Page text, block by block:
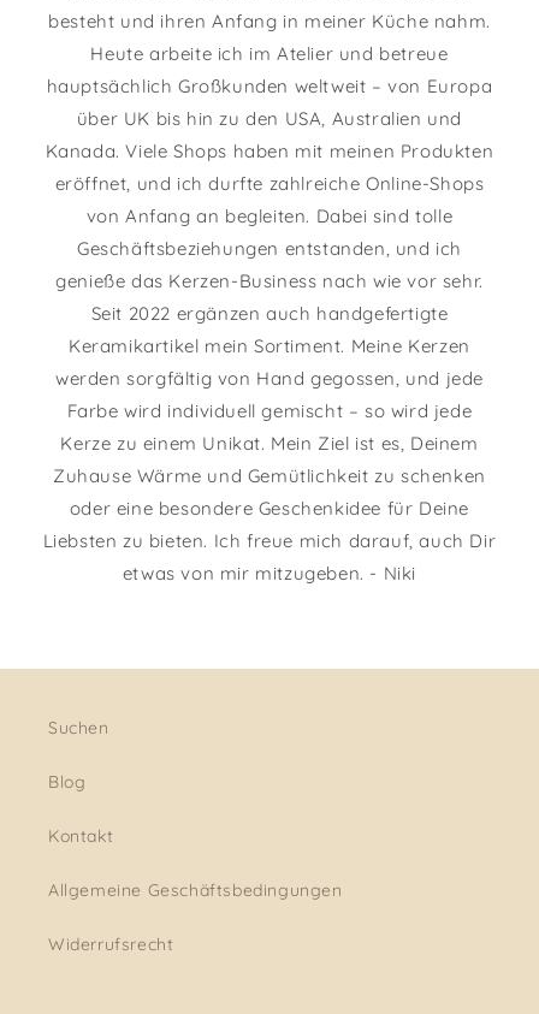
besteht und ihren Anfang in meiner Küche nahm.
Heute arbeite ich im Atelier und betreue
hauptsächlich Großkunden weltweit – von Europa
über UK bis hin zu den USA, Australien und
Kanada. Viele Shops haben mit meinen Produkten
eröffnet, und ich durfte zahlreiche Online-Shops
von Anfang an begleiten. Dabei sind tolle
Geschäftsbeziehungen entstanden, und ich
genieße das Kerzen-Business nach wie vor sehr.
Seit 2022 ergänzen auch handgefertigte
Keramikartikel mein Sortiment. Meine Kerzen
werden sorgfältig von Hand gegossen, und jede
Farbe wird individuell gemischt – so wird jede
Kerze zu einem Unikat. Mein Ziel ist es, Deinem
Zuhause Wärme und Gemütlichkeit zu schenken
oder eine besondere Geschenkidee für Deine
Liebsten zu bieten. Ich freue mich darauf, auch Dir
etwas von mir mitzugeben. - Niki
Suchen
Blog
Kontakt
Allgemeine Geschäftsbedingungen
Widerrufsrecht